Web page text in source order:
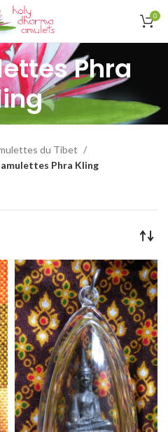
0
Phra
du Tibet
amulettes Phra Kling